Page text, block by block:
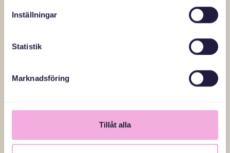
Inställningar
Statistik
Marknadsföring
Tillåt alla
bara för några timmar.
känna fast mark under fötterna igen.
Läs fler reportage